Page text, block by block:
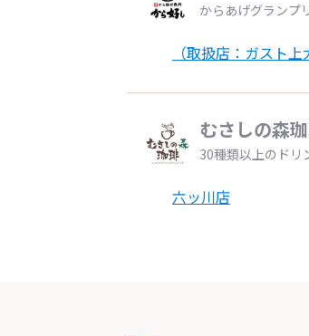
からあげグランプ
（取扱店：ガスト上
むさしの森
30種類以上のドリ
六ッ川店